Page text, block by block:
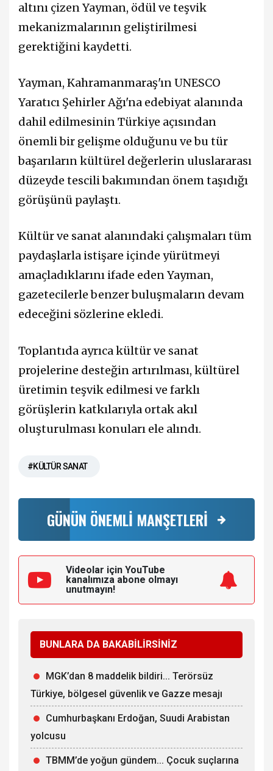
altını çizen Yayman, ödül ve teşvik
mekanizmalarının geliştirilmesi
gerektiğini kaydetti.
Yayman, Kahramanmaraş'ın UNESCO
Yaratıcı Şehirler Ağı'na edebiyat alanında
dahil edilmesinin Türkiye açısından
önemli bir gelişme olduğunu ve bu tür
başarıların kültürel değerlerin uluslararası
düzeyde tescili bakımından önem taşıdığı
görüşünü paylaştı.
Kültür ve sanat alanındaki çalışmaları tüm
paydaşlarla istişare içinde yürütmeyi
amaçladıklarını ifade eden Yayman,
gazetecilerle benzer buluşmaların devam
edeceğini sözlerine ekledi.
Toplantıda ayrıca kültür ve sanat
projelerine desteğin artırılması, kültürel
üretimin teşvik edilmesi ve farklı
görüşlerin katkılarıyla ortak akıl
oluşturulması konuları ele alındı.
#KÜLTÜR SANAT
GÜNÜN ÖNEMLİ MANŞETLERİ
Videolar için YouTube
kanalımıza abone olmayı
unutmayın!
BUNLARA DA BAKABİLİRSİNİZ
MGK’dan 8 maddelik bildiri... Terörsüz
Türkiye, bölgesel güvenlik ve Gazze mesajı
Cumhurbaşkanı Erdoğan, Suudi Arabistan
yolcusu
TBMM’de yoğun gündem... Çocuk suçlarına